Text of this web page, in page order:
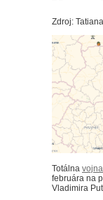
Zdroj:
Totálna
februára na
Vladimira